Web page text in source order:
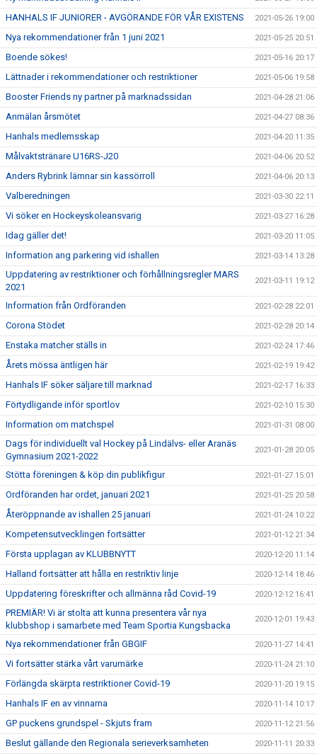
HANHALS IF JUNIORER - AVGÖRANDE FÖR VÅR EXISTENS 2021-05-26 19:00
Nya rekommendationer från 1 juni 2021 2021-05-25 20:51
Boende sökes! 2021-05-16 20:17
Lättnader i rekommendationer och restriktioner 2021-05-06 19:58
Booster Friends ny partner på marknadssidan 2021-04-28 21:06
Anmälan årsmötet 2021-04-27 08:36
Hanhals medlemsskap 2021-04-20 11:35
Målvaktstränare U16RS-J20 2021-04-06 20:52
Anders Rybrink lämnar sin kassörroll 2021-04-06 20:13
Valberedningen 2021-03-30 22:11
Vi söker en Hockeyskoleansvarig 2021-03-27 16:28
Idag gäller det! 2021-03-20 11:05
Information ang parkering vid ishallen 2021-03-14 13:28
Uppdatering av restriktioner och förhållningsregler MARS
2021
2021-03-11 19:12
Information från Ordföranden 2021-02-28 22:01
Corona Stödet 2021-02-28 20:14
Enstaka matcher ställs in 2021-02-24 17:46
Årets mössa äntligen här 2021-02-19 19:42
Hanhals IF söker säljare till marknad 2021-02-17 16:33
Förtydligande inför sportlov 2021-02-10 15:30
Information om matchspel 2021-01-31 08:00
Dags för individuellt val Hockey på Lindälvs- eller Aranäs
Gymnasium 2021-2022
2021-01-28 20:05
Stötta föreningen & köp din publikfigur 2021-01-27 15:01
Ordföranden har ordet, januari 2021 2021-01-25 20:58
Återöppnande av ishallen 25 januari 2021-01-24 10:22
Kompetensutvecklingen fortsätter 2021-01-12 21:34
Första upplagan av KLUBBNYTT 2020-12-20 11:14
Halland fortsätter att hålla en restriktiv linje 2020-12-14 18:46
Uppdatering föreskrifter och allmänna råd Covid-19 2020-12-12 16:41
PREMIÄR! Vi är stolta att kunna presentera vår nya
klubbshop i samarbete med Team Sportia Kungsbacka
2020-12-01 19:43
Nya rekommendationer från GBGIF 2020-11-27 14:41
Vi fortsätter stärka vårt varumärke 2020-11-24 21:10
Förlängda skärpta restriktioner Covid-19 2020-11-20 19:15
Hanhals IF en av vinnarna 2020-11-14 10:17
GP puckens grundspel - Skjuts fram 2020-11-12 21:56
Beslut gällande den Regionala serieverksamheten 2020-11-11 20:33